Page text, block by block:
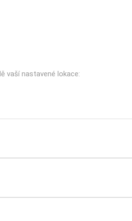
vaší nastavené lokace: